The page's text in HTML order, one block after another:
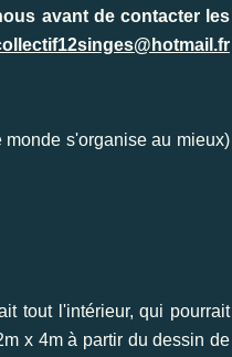
avant de contacter les
monde s'organise au mieux)
tout l'intérieur, qui pourrait
x 4m à partir du dessin de